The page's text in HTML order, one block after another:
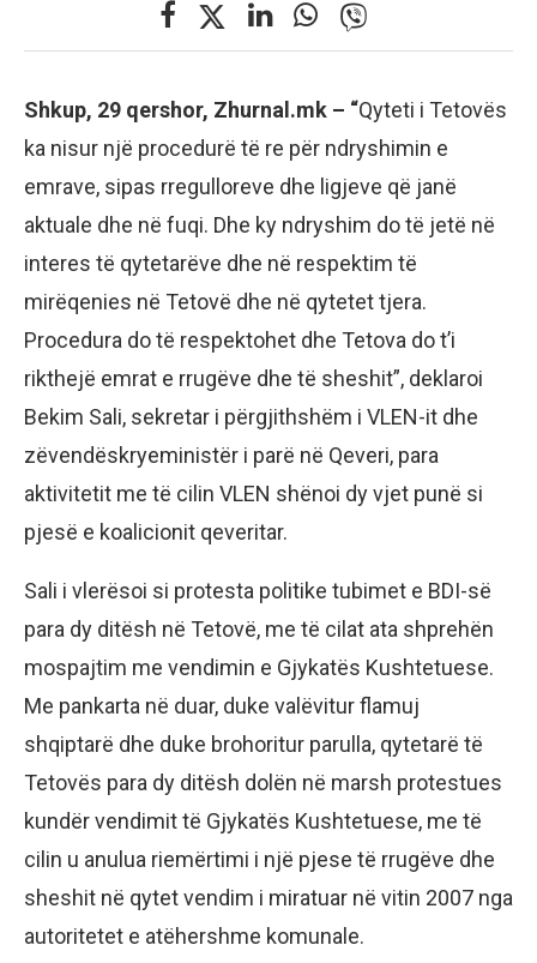
Shkup, 29 qershor, Zhurnal.mk – “Qyteti i Tetovës
ka nisur një procedurë të re për ndryshimin e
emrave, sipas rregulloreve dhe ligjeve që janë
aktuale dhe në fuqi. Dhe ky ndryshim do të jetë në
interes të qytetarëve dhe në respektim të
mirëqenies në Tetovë dhe në qytetet tjera.
Procedura do të respektohet dhe Tetova do t’i
rikthejë emrat e rrugëve dhe të sheshit”, deklaroi
Bekim Sali, sekretar i përgjithshëm i VLEN-it dhe
zëvendëskryeministër i parë në Qeveri, para
aktivitetit me të cilin VLEN shënoi dy vjet punë si
pjesë e koalicionit qeveritar.
Sali i vlerësoi si protesta politike tubimet e BDI-së
para dy ditësh në Tetovë, me të cilat ata shprehën
mospajtim me vendimin e Gjykatës Kushtetuese.
Me pankarta në duar, duke valëvitur flamuj
shqiptarë dhe duke brohoritur parulla, qytetarë të
Tetovës para dy ditësh dolën në marsh protestues
kundër vendimit të Gjykatës Kushtetuese, me të
cilin u anulua riemërtimi i një pjese të rrugëve dhe
sheshit në qytet vendim i miratuar në vitin 2007 nga
autoritetet e atëhershme komunale.